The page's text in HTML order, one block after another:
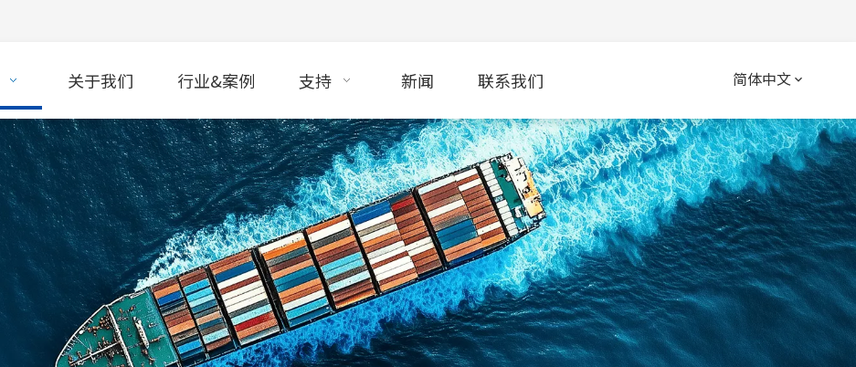
关于我们 行业&案例 支持 新闻 联系我们 简体中文